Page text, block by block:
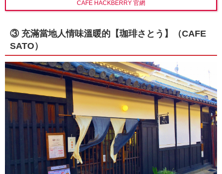
CAFE HACKBERRY 官網
③ 充滿當地人情味溫暖的【珈琲さとう】（CAFE
SATO）